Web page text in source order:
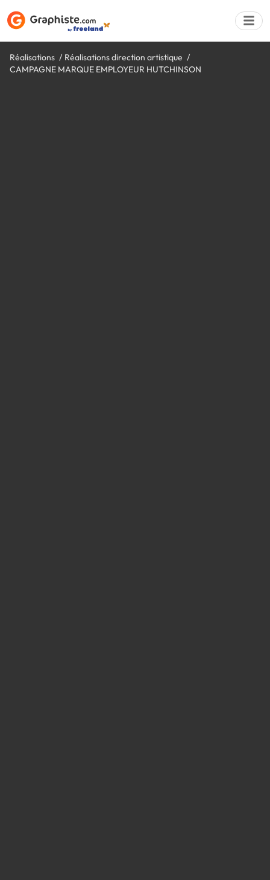
Réalisations
Réalisations direction artistique
CAMPAGNE MARQUE EMPLOYEUR HUTCHINSON